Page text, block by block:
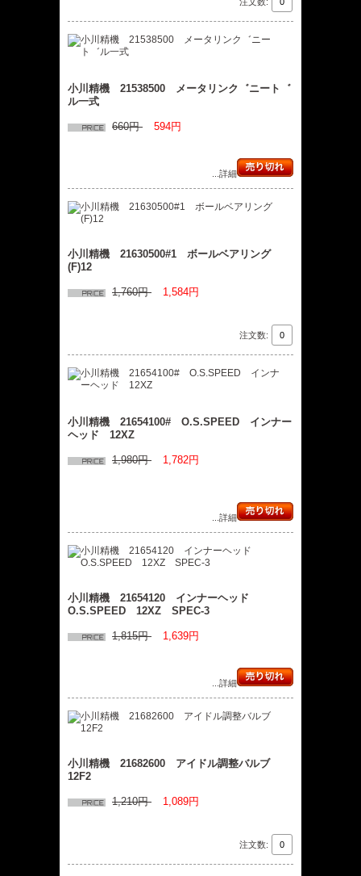
小川精機 21538500 メータリンク゛ニート゛
ル一式
660円 594円
...詳細
小川精機 21630500#1 ボールベアリング
(F)12
1,760円 1,584円
注文数:
小川精機 21654100# O.S.SPEED インナー
ヘッド 12XZ
1,980円 1,782円
...詳細
小川精機 21654120 インナーヘッド
O.S.SPEED 12XZ SPEC-3
1,815円 1,639円
...詳細
小川精機 21682600 アイドル調整バルブ
12F2
1,210円 1,089円
注文数: